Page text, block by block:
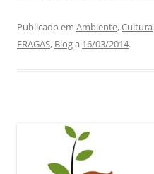
Publicado em Ambiente,Cultura
FRAGAS, Bloga 16/03/2014.